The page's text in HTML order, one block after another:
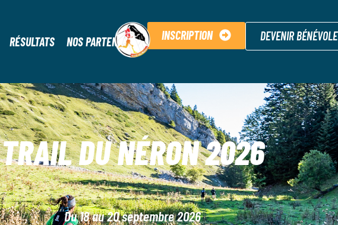
RÉSULTATS NOS PARTENAIRES INSCRIPTION DEVENIR BÉNÉVOLE
TRAIL DU NÉRON 2026
Du 18 au 20 septembre 2026